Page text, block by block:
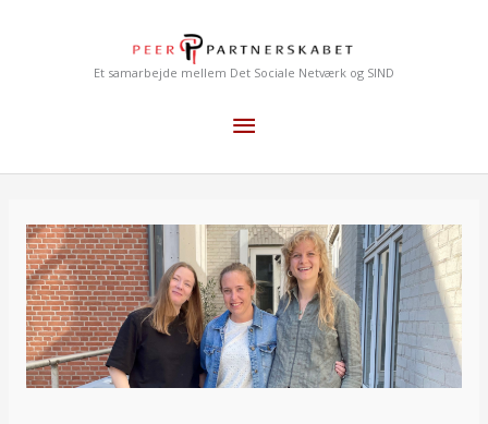
Et samarbejde mellem Det Sociale Netværk og SIND
Hovedmenu